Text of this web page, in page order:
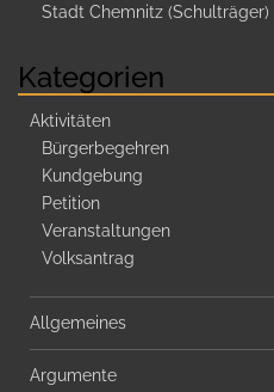
Stadt Chemnitz (Schulträger)
Kategorien
Aktivitäten
Bürgerbegehren
Kundgebung
Petition
Veranstaltungen
Volksantrag
Allgemeines
Argumente